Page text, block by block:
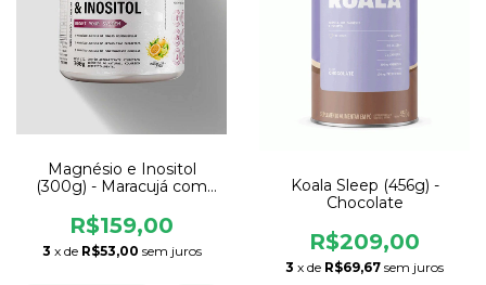
Magnésio e Inositol
(300g) - Maracujá com
R$159,00
3 x de R$53,00 sem juros
Koala Sleep (456g) -
Chocolate
R$209,00
3 x de R$69,67 sem juros